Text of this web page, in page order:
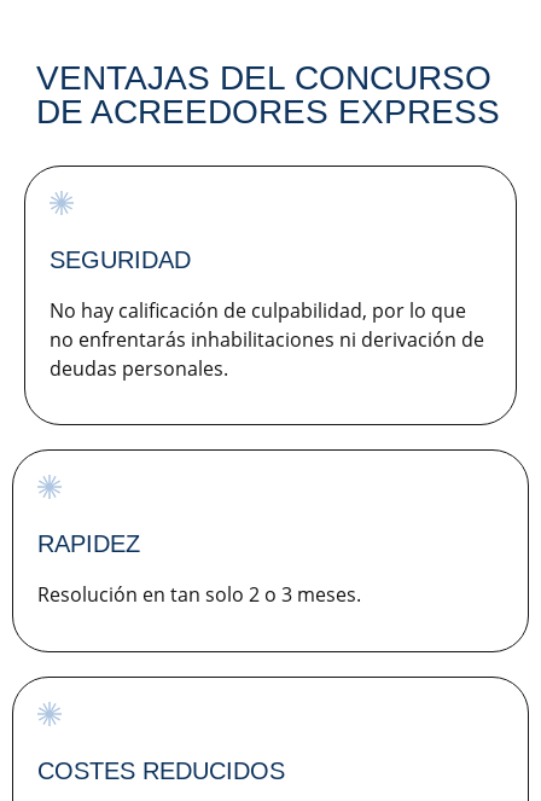
VENTAJAS DEL CONCURSO
DE ACREEDORES EXPRESS
SEGURIDAD
No hay calificación de culpabilidad, por lo que
no enfrentarás inhabilitaciones ni derivación de
deudas personales.
RAPIDEZ
Resolución en tan solo 2 o 3 meses.
COSTES REDUCIDOS